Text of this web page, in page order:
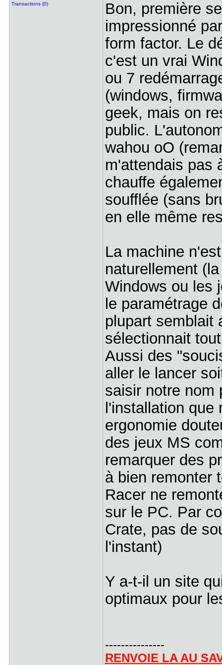
Transactions (0)
Bon, première
impressionné
form factor. Le
c'est un vrai
ou 7
(windows,
geek, mais on
public.
wahou oO
m'attendais pas
chauffe
soufflée (sans
en elle même
La machine
naturellement
Windows ou les
le paramétrage
plupart semblait
sélectionnait
Aussi des
aller le lancer
saisir notre nom
l'installation
ergonomie
des jeux MS
remarquer des
à bien remonter
Racer ne
sur le PC. Par
Crate, pas de
l'instant)
Y a-t-il un site
optimaux pour
---------------
RENVOIE LA AU